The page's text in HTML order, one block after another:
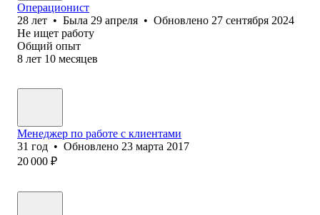
Операционист
28 лет • Была 29 апреля • Обновлено 27 сентября 2024
Не ищет работу
Общий опыт
8 лет 10 месяцев
Менеджер по работе с клиентами
31 год • Обновлено 23 марта 2017
20 000 ₽